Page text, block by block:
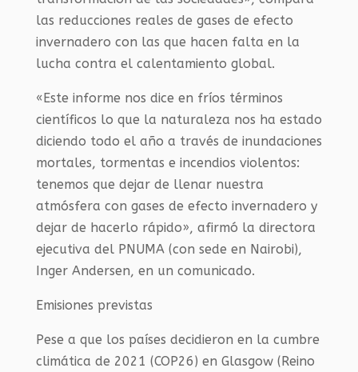
las reducciones reales de gases de efecto
invernadero con las que hacen falta en la
lucha contra el calentamiento global.
«Este informe nos dice en fríos términos
científicos lo que la naturaleza nos ha estado
diciendo todo el año a través de inundaciones
mortales, tormentas e incendios violentos:
tenemos que dejar de llenar nuestra
atmósfera con gases de efecto invernadero y
dejar de hacerlo rápido», afirmó la directora
ejecutiva del PNUMA (con sede en Nairobi),
Inger Andersen, en un comunicado.
Emisiones previstas
Pese a que los países decidieron en la cumbre
climática de 2021 (COP26) en Glasgow (Reino